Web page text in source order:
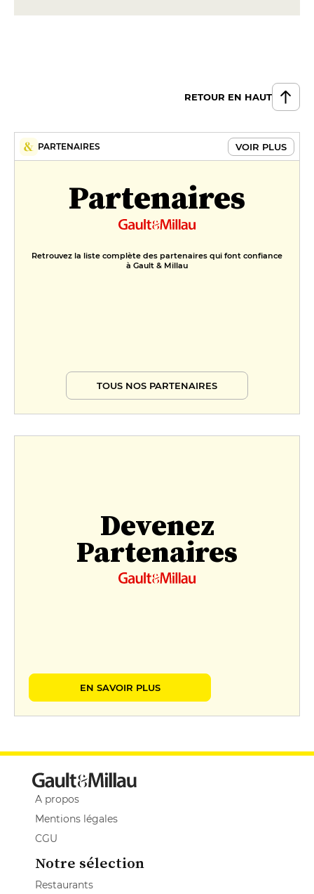
RETOUR EN HAUT
PARTENAIRES VOIR PLUS
Partenaires
Retrouvez la liste complète des partenaires qui font confiance
à Gault & Millau
TOUS NOS PARTENAIRES
Devenez
Partenaires
EN SAVOIR PLUS
A propos
Mentions légales
CGU
Notre sélection
Restaurants